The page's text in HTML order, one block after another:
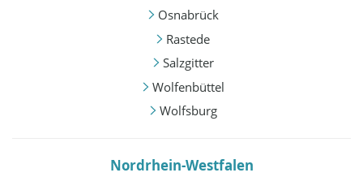
Osnabrück
Rastede
Salzgitter
Wolfenbüttel
Wolfsburg
Nordrhein-Westfalen